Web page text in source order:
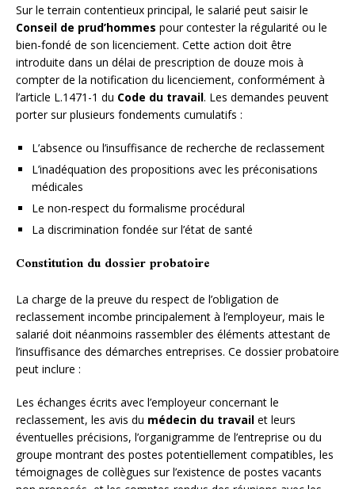
Sur le terrain contentieux principal, le salarié peut saisir le
Conseil de prud’hommes pour contester la régularité ou le
bien-fondé de son licenciement. Cette action doit être
introduite dans un délai de prescription de douze mois à
compter de la notification du licenciement, conformément à
l’article L.1471-1 du Code du travail. Les demandes peuvent
porter sur plusieurs fondements cumulatifs :
L’absence ou l’insuffisance de recherche de reclassement
L’inadéquation des propositions avec les préconisations
médicales
Le non-respect du formalisme procédural
La discrimination fondée sur l’état de santé
Constitution du dossier probatoire
La charge de la preuve du respect de l’obligation de
reclassement incombe principalement à l’employeur, mais le
salarié doit néanmoins rassembler des éléments attestant de
l’insuffisance des démarches entreprises. Ce dossier probatoire
peut inclure :
Les échanges écrits avec l’employeur concernant le
reclassement, les avis du médecin du travail et leurs
éventuelles précisions, l’organigramme de l’entreprise ou du
groupe montrant des postes potentiellement compatibles, les
témoignages de collègues sur l’existence de postes vacants